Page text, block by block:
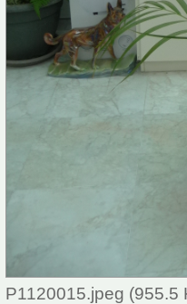
P1120015.jpeg (955.5